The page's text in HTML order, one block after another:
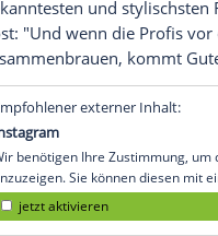
Maximilian Dobek
seines Todes hatte ihn
Gourmettempels
Filets beschwert - nicht
Schnell gerät Oliver
Dobek gearbeitet,
Chefkoch beendet